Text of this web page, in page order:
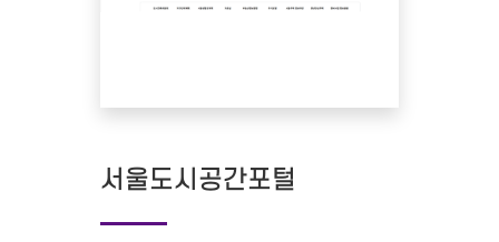
서울도시공간포털